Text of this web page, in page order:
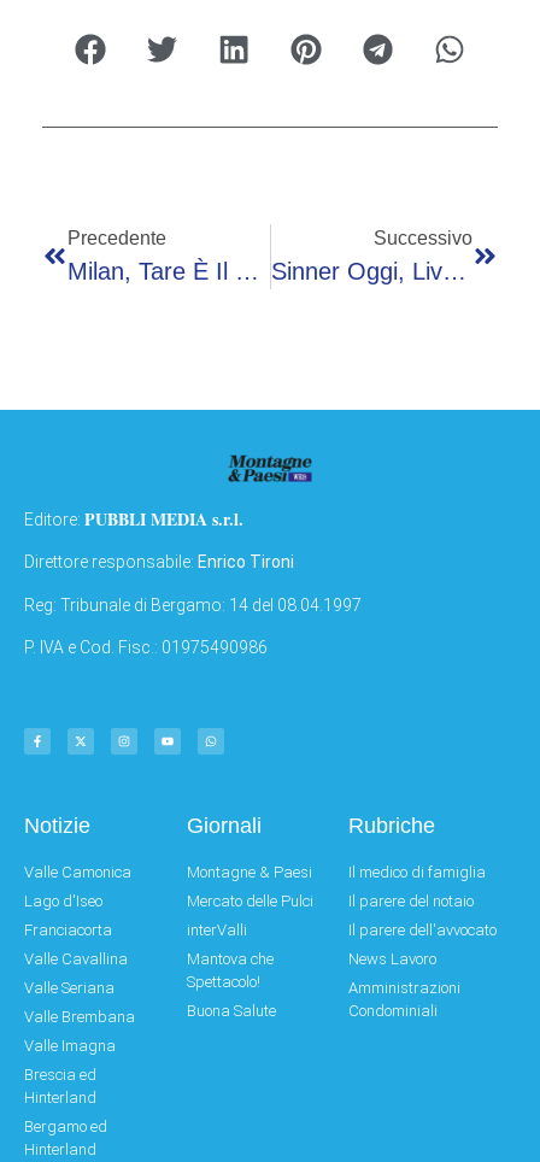
Precedente
Milan, Tare È Il Nuovo Direttore Sportivo: “Un Orgoglio, Obiettivo Tornare Protagonisti”
Successivo
Sinner Oggi, Live Al Roland Garros 2025 Contro Rinderknech. La Diretta
Editore: PUBBLI MEDIA s.r.l.
Direttore responsabile: Enrico Tironi
Reg: Tribunale di Bergamo: 14 del 08.04.1997
P. IVA e Cod. Fisc.: 01975490986
Notizie
Valle Camonica
Lago d'Iseo
Franciacorta
Valle Cavallina
Valle Seriana
Valle Brembana
Valle Imagna
Brescia ed
Hinterland
Bergamo ed
Hinterland
Giornali
Montagne & Paesi
Mercato delle Pulci
interValli
Mantova che
Spettacolo!
Buona Salute
Rubriche
Il medico di famiglia
Il parere del notaio
Il parere dell'avvocato
News Lavoro
Amministrazioni
Condominiali